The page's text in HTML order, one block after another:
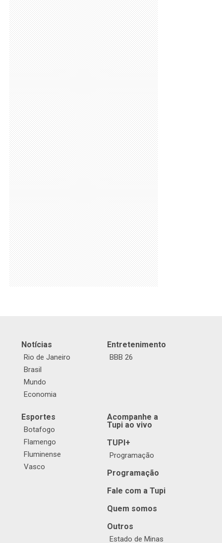
Notícias
Rio de Janeiro
Brasil
Mundo
Economia
Entretenimento
BBB 26
Esportes
Botafogo
Flamengo
Fluminense
Vasco
Acompanhe a
Tupi ao vivo
TUPI+
Programação
Programação
Fale com a Tupi
Quem somos
Outros
Estado de Minas